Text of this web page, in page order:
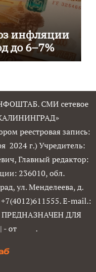
инфляции
до 6–7%
СМИ сетевое
реестровая запись:
2024 г.) Учредитель:
Главный редактор:
236010, обл.
ул. Менделеева, д.
E-mail.:
ПРЕДНАЗНАЧЕН ДЛЯ
| - от .